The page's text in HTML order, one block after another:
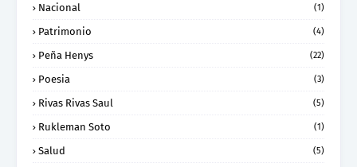
Nacional (1)
Patrimonio (4)
Peña Henys (22)
Poesia (3)
Rivas Rivas Saul (5)
Rukleman Soto (1)
Salud (5)